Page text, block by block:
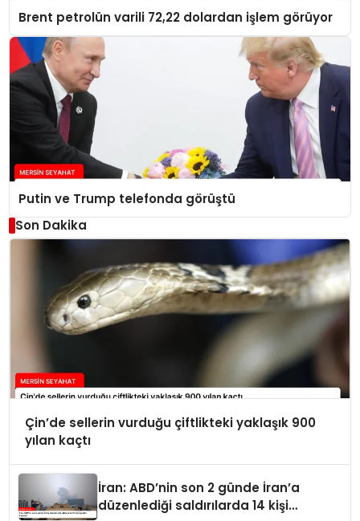
Brent petrolün varili 72,22 dolardan işlem görüyor
Putin ve Trump telefonda görüştü
Son Dakika
Çin’de sellerin vurduğu çiftlikteki yaklaşık 900
yılan kaçtı
İran: ABD’nin son 2 günde İran’a
düzenlediği saldırılarda 14 kişi